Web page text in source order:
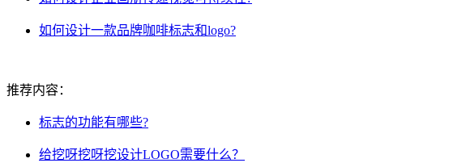
如何设计一款品牌咖啡标志和logo?
推荐内容：
标志的功能有哪些?
给挖呀挖呀挖设计LOGO需要什么？